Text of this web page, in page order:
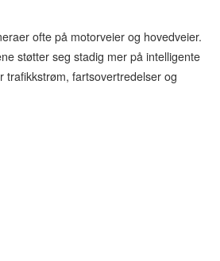
ofte på motorveier og hovedveier.
støtter seg stadig mer på intelligente
trafikkstrøm, fartsovertredelser og